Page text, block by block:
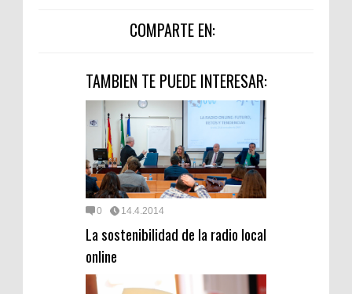
COMPARTE EN:
TAMBIEN TE PUEDE INTERESAR:
0 14.4.2014
La sostenibilidad de la radio local
online